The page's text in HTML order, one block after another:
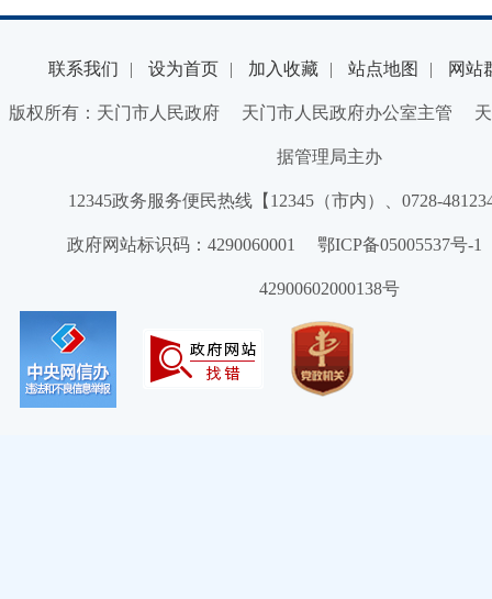
联系我们 | 设为首页 | 加入收藏 | 站点地图 | 网站
版权所有：天门市人民政府 天门市人民政府办公室主管 天
据管理局主办
12345政务服务便民热线【12345（市内）、0728-
政府网站标识码：4290060001 鄂ICP备05005537号
42900602000138号